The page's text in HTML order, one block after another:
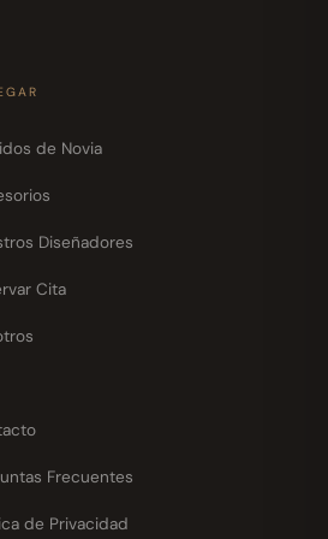
de Novia
Diseñadores
Cita
Frecuentes
de Privacidad